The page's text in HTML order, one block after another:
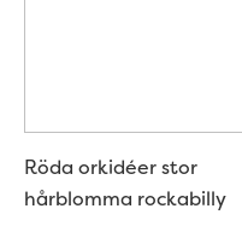
Röda orkidéer stor
hårblomma rockabilly